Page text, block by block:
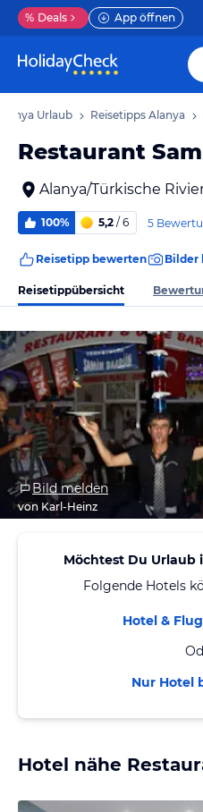
% Deals App öffnen
Urlaub Reisetipps Alanya
Restaurant
Alanya/Türkische
100% 5,2 / 6 5
Reisetipp bewerten Bilder
Reisetippübersicht
Bild melden
von Karl-Heinz
Möchtest Du Urlaub
Folgende Hotels
Hotel &
Nur Hotel
Hotel nähe